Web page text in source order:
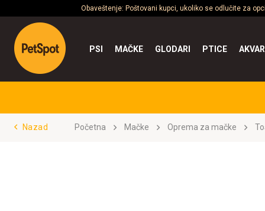
Obaveštenje: Poštovani kupci, ukoliko se odlučite za
PSI MAČKE GLODARI PTICE
Nazad Početna Mačke Oprema za mačke